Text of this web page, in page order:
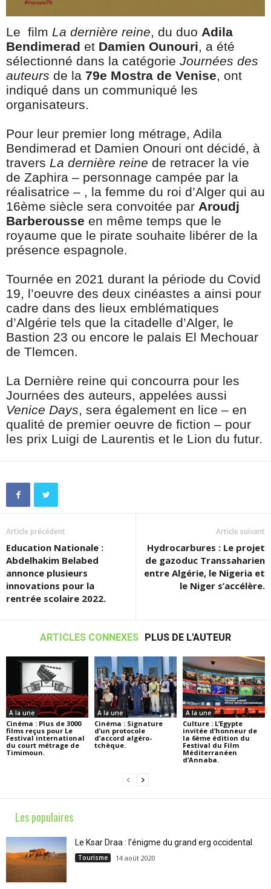
Le film La dernière reine, du duo Adila
Bendimerad et Damien Ounouri, a été
sélectionné dans la catégorie Journées des
auteurs de la 79e Mostra de Venise, ont
indiqué dans un communiqué les
organisateurs.
Pour leur premier long métrage, Adila
Bendimerad et Damien Onouri ont décidé, à
travers La dernière reine de retracer la vie
de Zaphira – personnage campée par la
réalisatrice – , la femme du roi d’Alger qui au
16ème siècle sera convoitée par Aroudj
Barberousse en même temps que le
royaume que le pirate souhaite libérer de la
présence espagnole.
Tournée en 2021 durant la période du Covid
19, l’oeuvre des deux cinéastes a ainsi pour
cadre dans des lieux emblématiques
d’Algérie tels que la citadelle d’Alger, le
Bastion 23 ou encore le palais El Mechouar
de Tlemcen.
La Dernière reine qui concourra pour les
Journées des auteurs, appelées aussi
Venice Days, sera également en lice – en
qualité de premier oeuvre de fiction – pour
les prix Luigi de Laurentis et le Lion du futur.
Article précédent
Education Nationale :
Abdelhakim Belabed
annonce plusieurs
innovations pour la
rentrée scolaire 2022.
Article suivant
Hydrocarbures : Le projet
de gazoduc Transsaharien
entre Algérie, le Nigeria et
le Niger s’accélère.
ARTICLES CONNEXES PLUS DE L'AUTEUR
A la une
Cinéma : Plus de 3000
films reçus pour Le
Festival international
du court métrage de
Timimoun.
A la une
Cinéma : Signature
d’un protocole
d’accord algéro-
tchèque.
A la une
Culture : L’Egypte
invitée d’honneur de
la 6ème édition du
Festival du Film
Méditerranéen
d’Annaba.
Les populaires
Le Ksar Draa : l’énigme du grand erg occidental.
Tourisme 14 août 2020